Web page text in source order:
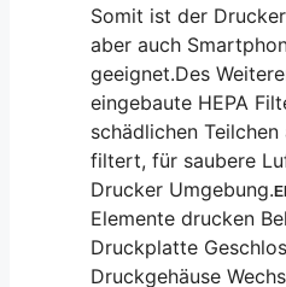
Somit ist der
aber auch
geeignet.Des
eingebaute HEPA
schädlichen
filtert, für saubere
Drucker Umgebung.
Elemente drucken
Druckplatte
Druckgehäuse